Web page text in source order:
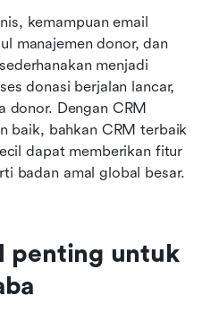
kemampuan email
manajemen donor, dan
menjadi
donasi berjalan lancar,
donor. Dengan CRM
baik, bahkan CRM terbaik
dapat memberikan fitur
badan amal global besar.
penting untuk